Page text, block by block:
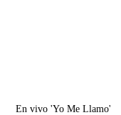
En vivo 'Yo Me Llamo'